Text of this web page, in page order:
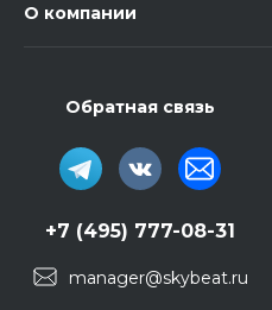
О компании
Обратная связь
+7 (495) 777-08-31
manager@skybeat.ru